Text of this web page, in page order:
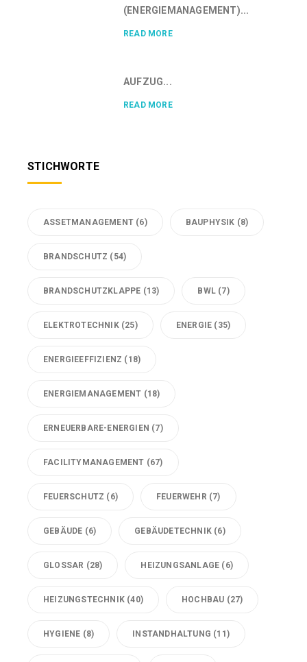
(ENERGIEMANAGEMENT)...
READ MORE
AUFZUG...
READ MORE
STICHWORTE
ASSETMANAGEMENT (6) BAUPHYSIK (8)
BRANDSCHUTZ (54)
BRANDSCHUTZKLAPPE (13) BWL (7)
ELEKTROTECHNIK(25) ENERGIE (35)
ENERGIEEFFIZIENZ (18)
ENERGIEMANAGEMENT (18)
ERNEUERBARE-ENERGIEN (7)
FACILITYMANAGEMENT (67)
FEUERSCHUTZ (6) FEUERWEHR (7)
GEBÄUDE (6) GEBÄUDETECHNIK (6)
GLOSSAR (28) HEIZUNGSANLAGE (6)
HEIZUNGSTECHNIK (40) HOCHBAU (27)
HYGIENE (8) INSTANDHALTUNG (11)